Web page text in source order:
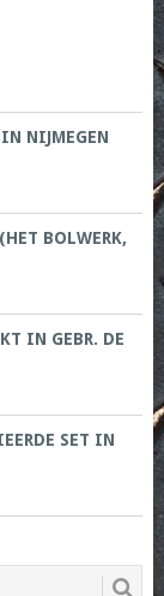
NIJMEGEN
BOLWERK,
IN GEBR. DE
SET IN